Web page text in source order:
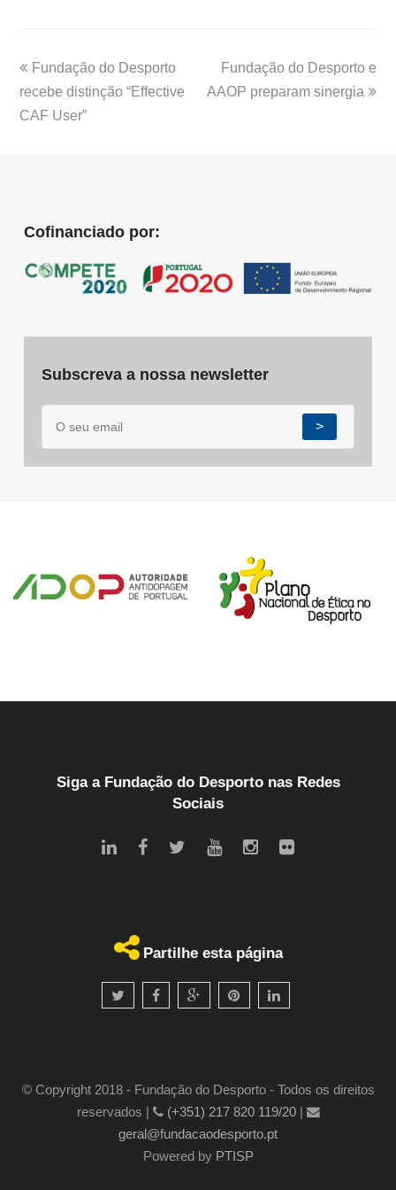
Fundação do Desporto e
AAOP preparam sinergia
Fundação do Desporto
recebe distinção “Effective
CAF User”
Cofinanciado por:
Subscreva a nossa newsletter
>
Siga a Fundação do Desporto nas Redes
Sociais
Partilhe esta página
© Copyright 2018 - Fundação do Desporto - Todos os direitos
reservados |
(+351) 217 820 119/20|
geral@fundacaodesporto.pt
Powered by PTISP